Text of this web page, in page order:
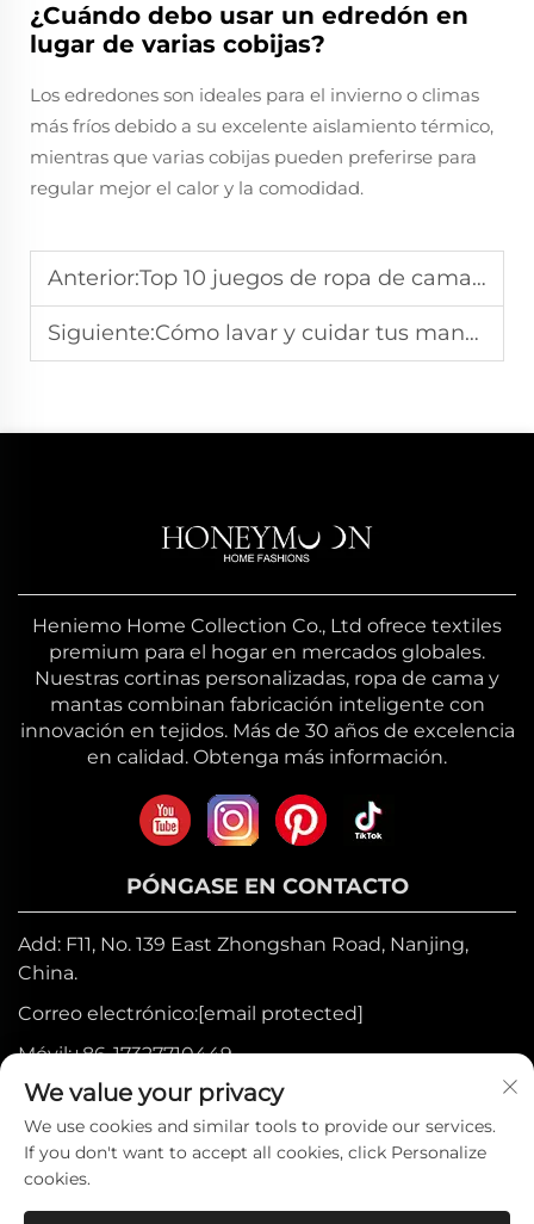
¿Cuándo debo usar un edredón en
lugar de varias cobijas?
Los edredones son ideales para el invierno o climas
más fríos debido a su excelente aislamiento térmico,
mientras que varias cobijas pueden preferirse para
regular mejor el calor y la comodidad.
Anterior:Top 10 juegos de ropa de cama para un dormitorio acogedor
Siguiente:Cómo lavar y cuidar tus mantas
Heniemo Home Collection Co., Ltd ofrece textiles
premium para el hogar en mercados globales.
Nuestras cortinas personalizadas, ropa de cama y
mantas combinan fabricación inteligente con
innovación en tejidos. Más de 30 años de excelencia
en calidad. Obtenga más información.
PÓNGASE EN CONTACTO
Add: F11, No. 139 East Zhongshan Road, Nanjing,
China.
Correo electrónico:[email protected]
Móvil:+86-17327710449
Tel:+86-025-84573776
Derechos de autor © 2025 por Heniemo
Home Collection Co., Ltd. — Política de
We value your privacy
We use cookies and similar tools to provide our services.
If you don't want to accept all cookies, click Personalize
cookies.